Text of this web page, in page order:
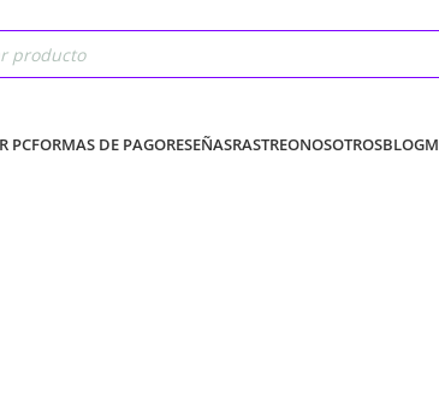
PCFORMAS DE PAGORESEÑASRASTREONOSOTROSBLOG